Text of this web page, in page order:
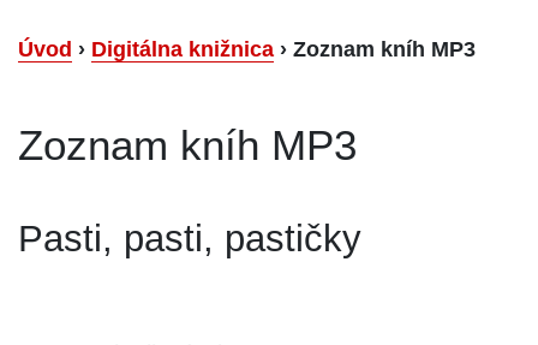
Úvod › Digitálna knižnica › Zoznam kníh MP3
Zoznam kníh MP3
Pasti, pasti, pastičky